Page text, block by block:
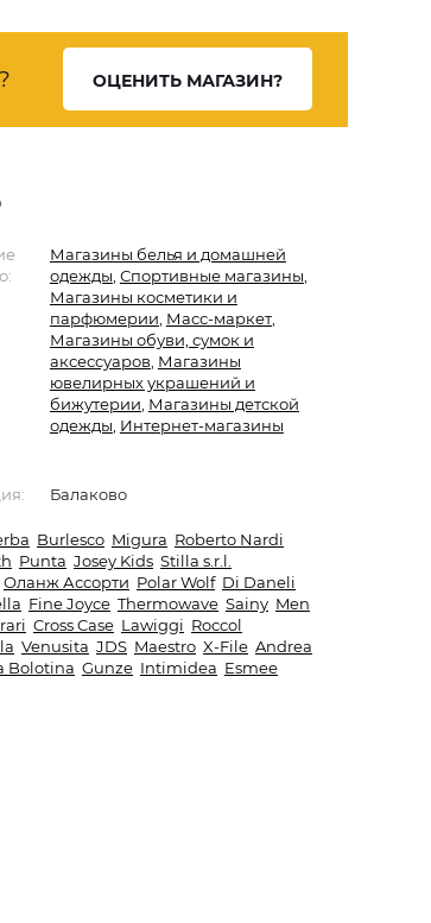
ОЦЕНИТЬ МАГАЗИН?
Магазины белья и домашней
одежды Спортивные магазины
Магазины косметики и
парфюмерии Масс-маркет,
Магазины обуви, сумок и
аксессуаров Магазины
ювелирных украшений и
бижутерии Магазины детской
одежды Интернет-магазины
Балаково
Burlesco Migura Roberto Nardi
Punta Josey Kids Stilla s.r.l.
Оланж Ассорти Polar Wolf Di Daneli
Fine Joyce Thermowave Sainy Men
Cross Case Lawiggi Roccol
Venusita JDS Maestro X-File Andrea
Bolotina Gunze Intimidea Esmee